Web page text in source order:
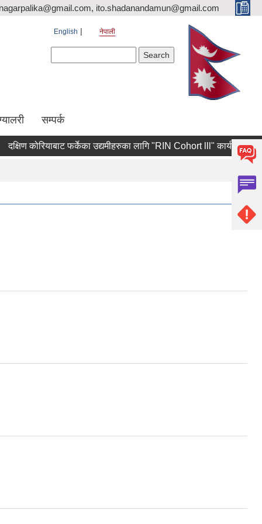
ito.shadanandamun@gmail.com
English नेपाली
सम्पर्क
कोरियाबाट फर्केका उद्यमीहरुका लागि "RIN Cohort lll" कार्यक्रममा आवेदन